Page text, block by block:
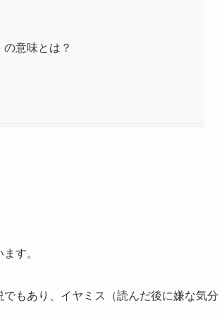
意味とは？
す。
もあり、イヤミス（読んだ後に嫌な気分